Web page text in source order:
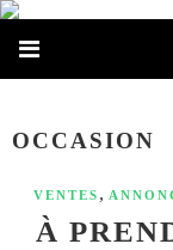
OCCASION
VENTES ,
À